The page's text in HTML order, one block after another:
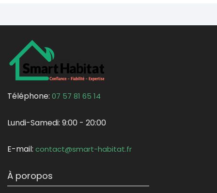
Téléphone: 07 57 81 65 14
Lundi-Samedi: 9:00 - 20:00
E-mail: contact@smart-habitat.fr
À poropos